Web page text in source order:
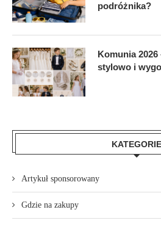
podróżnika?
Komunia
stylowo i
KATEGORIE
Artykuł sponsorowany
Gdzie na zakupy